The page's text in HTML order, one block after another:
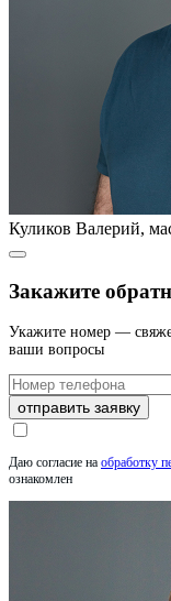
Куликов Валерий,
Закажите
Укажите номер —
ваши вопросы
отправить заявку
Даю согласие на обработку
ознакомлен